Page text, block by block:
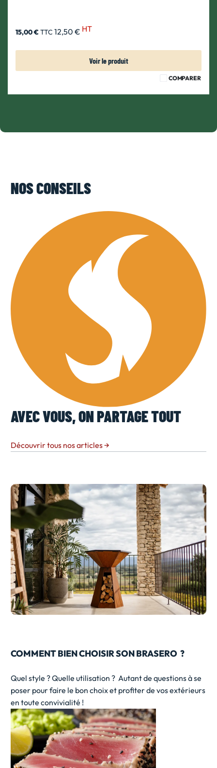
15,00 €TTC 12,50 € HT
Voir le produit
COMPARER
NOS CONSEILS
AVEC VOUS, ON PARTAGE TOUT
Découvrir tous nos articles→
COMMENT BIEN CHOISIR SON BRASERO ?
Quel style ? Quelle utilisation ? Autant de questions à se
poser pour faire le bon choix et profiter de vos extérieurs
en toute convivialité !